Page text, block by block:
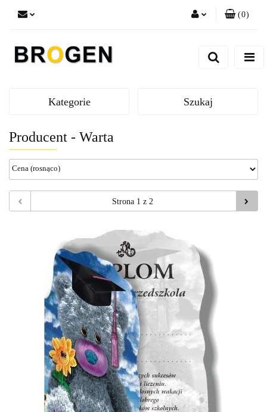
Zgody cookies
(0)
Kategorie Szukaj
Producent - Warta